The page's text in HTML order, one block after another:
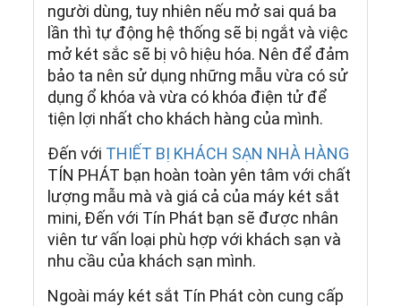
người dùng, tuy nhiên nếu mở sai quá ba
lần thì tự động hệ thống sẽ bị ngắt và việc
mở két sắc sẽ bị vô hiệu hóa. Nên để đảm
bảo ta nên sử dụng những mẫu vừa có sử
dụng ổ khóa và vừa có khóa điện tử để
tiện lợi nhất cho khách hàng của mình.
Đến với THIẾT BỊ KHÁCH SẠN NHÀ HÀNG
TÍN PHÁT bạn hoàn toàn yên tâm với chất
lượng mẫu mà và giá cả của máy két sắt
mini, Đến với Tín Phát bạn sẽ được nhân
viên tư vấn loại phù hợp với khách sạn và
nhu cầu của khách sạn mình.
Ngoài máy két sắt Tín Phát còn cung cấp